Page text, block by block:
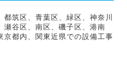
筑区、青葉区、緑区、神奈川
瀬谷区、南区、磯子区、港南
京都内、関東近県での設備工事